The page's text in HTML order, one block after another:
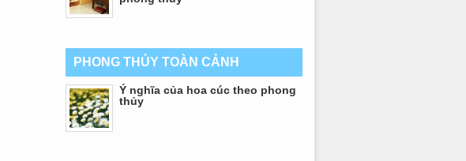
PHONG THỦY TOÀN CẢNH
Ý nghĩa của hoa cúc theo phong
thủy